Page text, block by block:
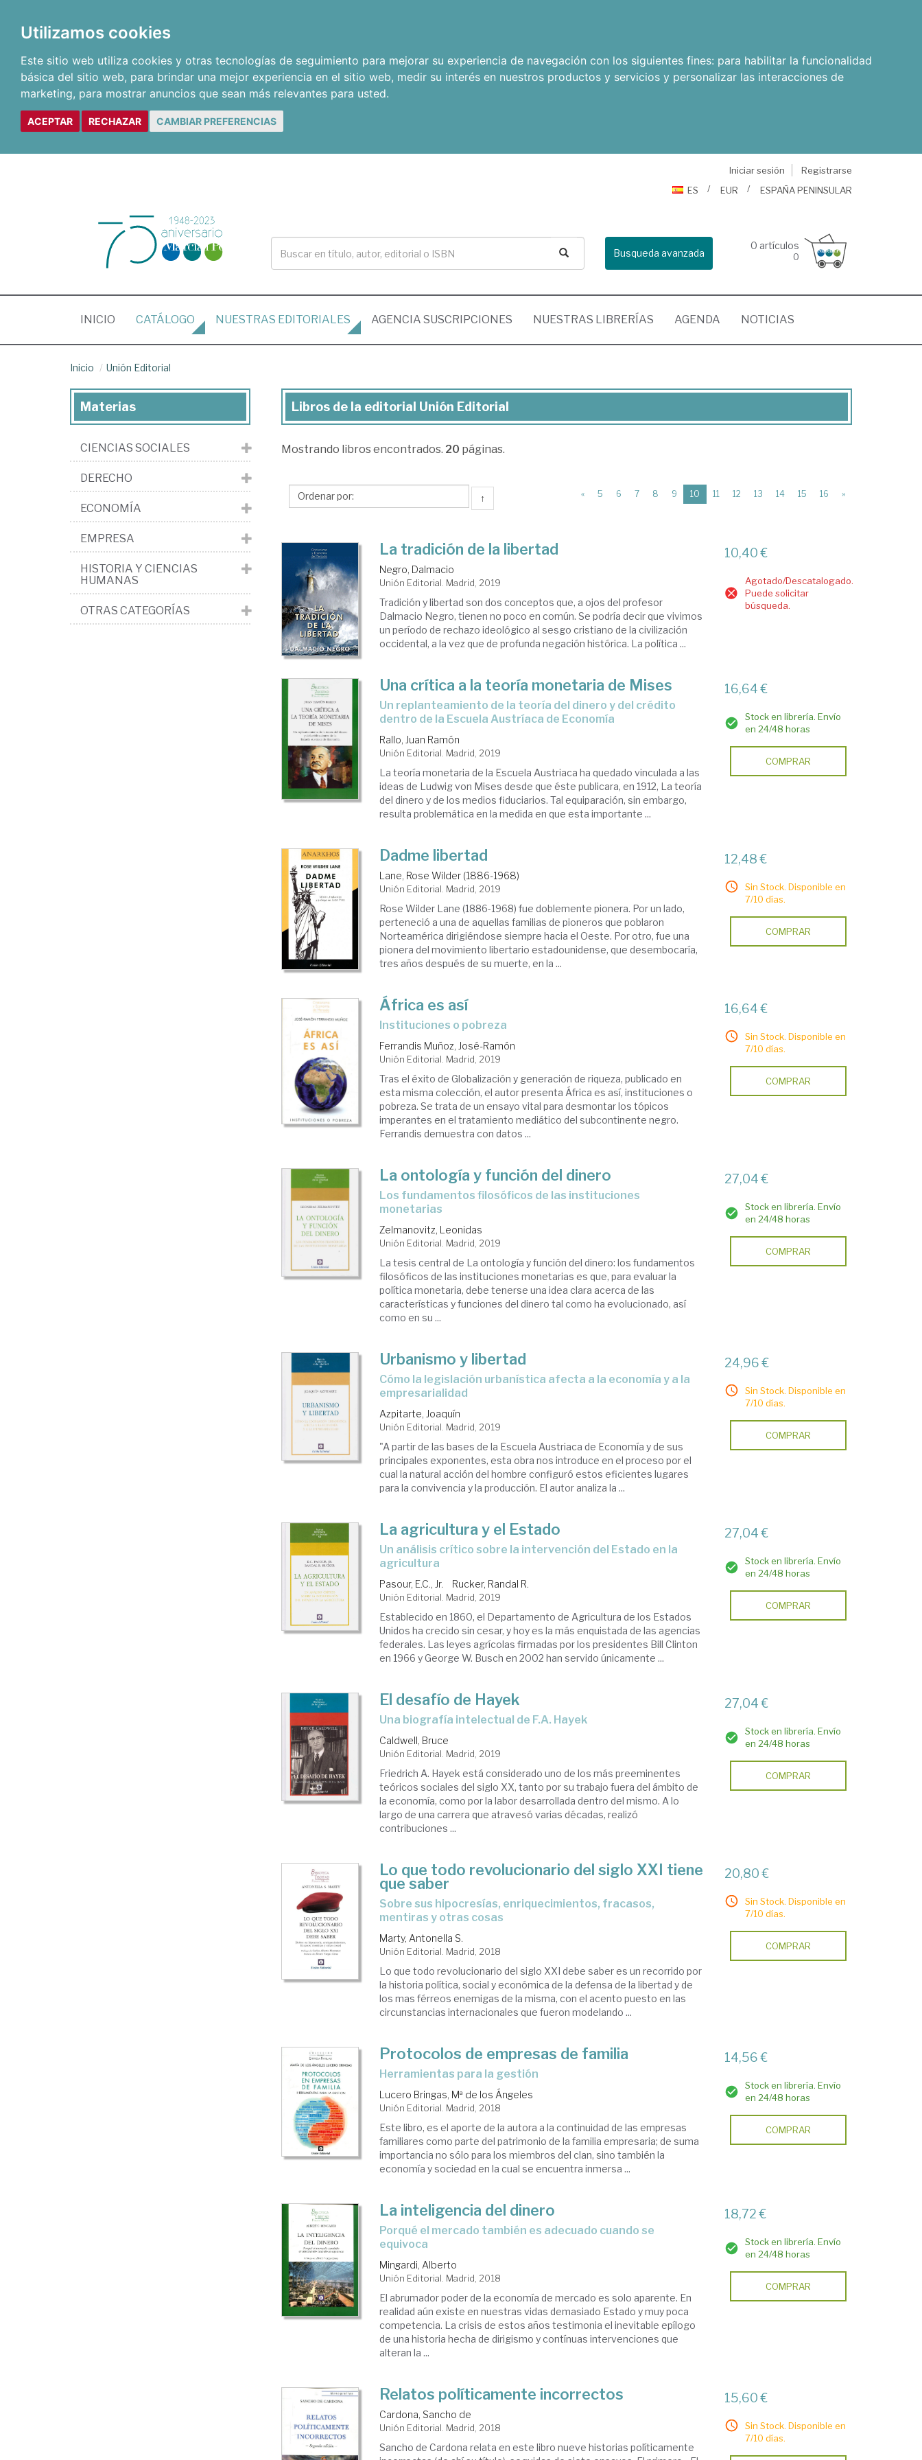
Utilizamos cookies
Este sitio web utiliza cookies y otras tecnologías de seguimiento para mejorar su experiencia de navegación con los siguientes fines: para habilitar la funcionalidad
básica del sitio web, para brindar una mejor experiencia en el sitio web, medir su interés en nuestros productos y servicios y personalizar las interacciones de
marketing, para mostrar anuncios que sean más relevantes para usted.
ACEPTAR RECHAZAR CAMBIAR PREFERENCIAS
Iniciar sesión
Registrarse
ES
EUR ESPAÑA PENINSULAR
Busqueda avanzada
0 artículos
0
INICIO (CURRENT)
CATÁLOGO NUESTRAS EDITORIALES AGENCIA SUSCRIPCIONES NUESTRAS LIBRERÍAS AGENDA NOTICIAS
Inicio Unión Editorial
Libros
la
Unión
Libros de la editorial Unión Editorial
Mostrando libros encontrados. 20 páginas.
↑ « 5 6 7 8 9 10 (current)
11 12 13 14 15 16 »
La tradición de la libertad
Negro, Dalmacio
Unión Editorial. Madrid, 2019
Tradición y libertad son dos conceptos que, a ojos del profesor
Dalmacio Negro, tienen no poco en común. Se podría decir que vivimos
un período de rechazo ideológico al sesgo cristiano de la civilización
occidental, a la vez que de profunda negación histórica. La política ...
10,40 €
Agotado/Descatalogado.
Puede solicitar
búsqueda.
Una crítica a la teoría monetaria de Mises
un replanteamiento de la teoría del dinero y del crédito
dentro de la Escuela Austríaca de Economía
Rallo, Juan Ramón
Unión Editorial. Madrid, 2019
La teoría monetaria de la Escuela Austriaca ha quedado vinculada a las
ideas de Ludwig von Mises desde que éste publicara, en 1912, La teoría
del dinero y de los medios fiduciarios. Tal equiparación, sin embargo,
resulta problemática en la medida en que esta importante ...
16,64 €
Stock en librería. Envío
en 24/48 horas
COMPRAR
Dadme libertad
Lane, Rose Wilder (1886-1968)
Unión Editorial. Madrid, 2019
Rose Wilder Lane (1886-1968) fue doblemente pionera. Por un lado,
perteneció a una de aquellas familias de pioneros que poblaron
Norteamérica dirigiéndose siempre hacia el Oeste. Por otro, fue una
pionera del movimiento libertario estadounidense, que desembocaría,
tres años después de su muerte, en la ...
12,48 €
Sin Stock. Disponible en
7/10 días.
COMPRAR
África es así
instituciones o pobreza
Ferrandis Muñoz, José-Ramón
Unión Editorial. Madrid, 2019
Tras el éxito de Globalización y generación de riqueza, publicado en
esta misma colección, el autor presenta África es así, instituciones o
pobreza. Se trata de un ensayo vital para desmontar los tópicos
imperantes en el tratamiento mediático del subcontinente negro.
Ferrandis demuestra con datos ...
16,64 €
Sin Stock. Disponible en
7/10 días.
COMPRAR
La ontología y función del dinero
los fundamentos filosóficos de las instituciones
monetarias
Zelmanovitz, Leonidas
Unión Editorial. Madrid, 2019
La tesis central de La ontología y función del dinero: los fundamentos
filosóficos de las instituciones monetarias es que, para evaluar la
política monetaria, debe tenerse una idea clara acerca de las
características y funciones del dinero tal como ha evolucionado, así
como en su ...
27,04 €
Stock en librería. Envío
en 24/48 horas
COMPRAR
Urbanismo y libertad
cómo la legislación urbanística afecta a la economía y a la
empresarialidad
Azpitarte, Joaquín
Unión Editorial. Madrid, 2019
"A partir de las bases de la Escuela Austriaca de Economía y de sus
principales exponentes, esta obra nos introduce en el proceso por el
cual la natural acción del hombre configuró estos eficientes lugares
para la convivencia y la producción. El autor analiza la ...
24,96 €
Sin Stock. Disponible en
7/10 días.
COMPRAR
La agricultura y el Estado
un análisis crítico sobre la intervención del Estado en la
agricultura
Pasour, E.C., Jr. Rucker, Randal R.
Unión Editorial. Madrid, 2019
Establecido en 1860, el Departamento de Agricultura de los Estados
Unidos ha crecido sin cesar, y hoy es la más enquistada de las agencias
federales. Las leyes agrícolas firmadas por los presidentes Bill Clinton
en 1966 y George W. Busch en 2002 han servido únicamente ...
27,04 €
Stock en librería. Envío
en 24/48 horas
COMPRAR
El desafío de Hayek
una biografía intelectual de F.A. Hayek
Caldwell, Bruce
Unión Editorial. Madrid, 2019
Friedrich A. Hayek está considerado uno de los más preeminentes
teóricos sociales del siglo XX, tanto por su trabajo fuera del ámbito de
la economía, como por la labor desarrollada dentro del mismo. A lo
largo de una carrera que atravesó varias décadas, realizó
contribuciones ...
27,04 €
Stock en librería. Envío
en 24/48 horas
COMPRAR
Lo que todo revolucionario del siglo XXI tiene
que saber
sobre sus hipocresías, enriquecimientos, fracasos,
mentiras y otras cosas
Marty, Antonella S.
Unión Editorial. Madrid, 2018
Lo que todo revolucionario del siglo XXI debe saber es un recorrido por
la historia política, social y económica de la defensa de la libertad y de
los mas férreos enemigas de la misma, con el acento puesto en las
circunstancias internacionales que fueron modelando ...
20,80 €
Sin Stock. Disponible en
7/10 días.
COMPRAR
Protocolos de empresas de familia
herramientas para la gestión
Lucero Bringas, Mª de los Ángeles
Unión Editorial. Madrid, 2018
Este libro, es el aporte de la autora a la continuidad de las empresas
familiares como parte del patrimonio de la familia empresaria; de suma
importancia no sólo para los miembros del clan, sino también la
economía y sociedad en la cual se encuentra inmersa ...
14,56 €
Stock en librería. Envío
en 24/48 horas
COMPRAR
La inteligencia del dinero
porqué el mercado también es adecuado cuando se
equivoca
Mingardi, Alberto
Unión Editorial. Madrid, 2018
El abrumador poder de la economía de mercado es solo aparente. En
realidad aún existe en nuestras vidas demasiado Estado y muy poca
competencia. La crisis de estos años testimonia el inevitable epílogo
de una historia hecha de dirigismo y contínuas intervenciones que
alteran la ...
18,72 €
Stock en librería. Envío
en 24/48 horas
COMPRAR
Relatos políticamente incorrectos
Cardona, Sancho de
Unión Editorial. Madrid, 2018
Sancho de Cardona relata en este libro nueve historias políticamente
15,60 €
Sin Stock. Disponible en
7/10 días.
Materias
CIENCIAS SOCIALES
DERECHO
ECONOMÍA
EMPRESA
HISTORIA Y CIENCIAS
HUMANAS
OTRAS CATEGORÍAS